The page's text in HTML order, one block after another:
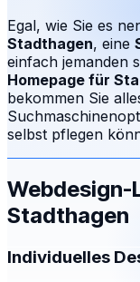
Egal, wie Sie es
Stadthagen, eine
einfach jemanden
Homepage für
bekommen Sie
selbst pflegen
Webdesign-
Stadthagen
Individuelles